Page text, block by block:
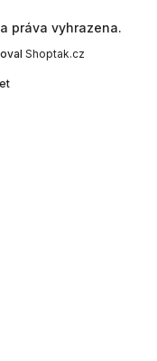
práva vyhrazena.
Shoptak.cz